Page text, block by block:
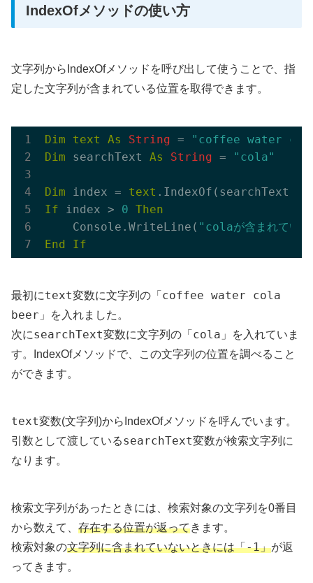
IndexOfメソッドの使い方
文字列からIndexOfメソッドを呼び出して使うことで、指
定した文字列が含まれている位置を取得できます。
Dim text As String =
"coffee water
Dim searchText As String = "cola"
Dim index = text
If index > 0 Then
    Console.WriteLine(
"colaが含まれてい
End
If
最初にtext変数に文字列の「 coffee water cola
beer 」を入れました。
次にsearchText変数に文字列の「 cola 」を入れていま
す。IndexOfメソッドで、この文字列の位置を調べること
ができます。
text変数(文字列)からIndexOfメソッドを呼んでいます。
引数として渡しているsearchText変数が検索文字列に
なります。
検索文字列があったときには、検索対象の文字列を0番目
から数えて、 存在する位置が返ってきます。
検索対象の文字列に含まれていないときには「-1」が返
ってきます。